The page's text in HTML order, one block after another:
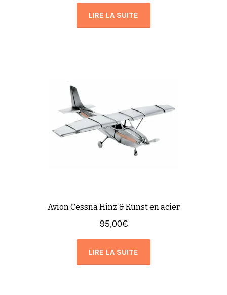
LIRE LA SUITE
Avion Cessna Hinz & Kunst en acier
95,00€
LIRE LA SUITE